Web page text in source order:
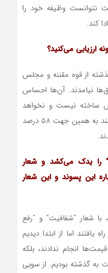
نتوانست وظیفه خود را
کند.
ارزیابی می‌کنید؟
از قوه مقننه و مجلس
نیامدند. آن‌ها احساس
ساخته نیست و نخواهد
توانست مشکلات کشور را رفع کند به همین جهت 58 درصد
را یدک می‌کشد و شعار
این پسوند و این شعار
با شعار “شفافیت” و “رفع
یافتند اما از ابتدا دیدیم
انجام ندادند، بلکه
به گذشته بودیم. از سویی